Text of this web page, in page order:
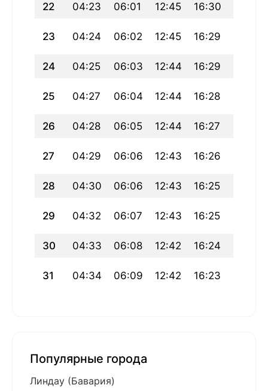
22 04:23 06:01 12:45 16:30
23 04:24 06:02 12:45 16:29
24 04:25 06:03 12:44 16:29
25 04:27 06:04 12:44 16:28
26 04:28 06:05 12:44 16:27
27 04:29 06:06 12:43 16:26
28 04:30 06:06 12:43 16:25
29 04:32 06:07 12:43 16:25
30 04:33 06:08 12:42 16:24
31 04:34 06:09 12:42 16:23
Популярные города
Линдау (Бавария)